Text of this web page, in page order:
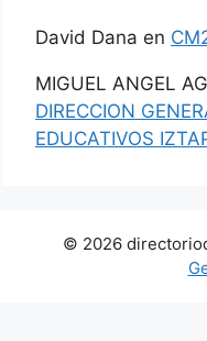
David Dana en
MIGUEL ANGEL
DIRECCION
EDUCATIVOS
© 2026